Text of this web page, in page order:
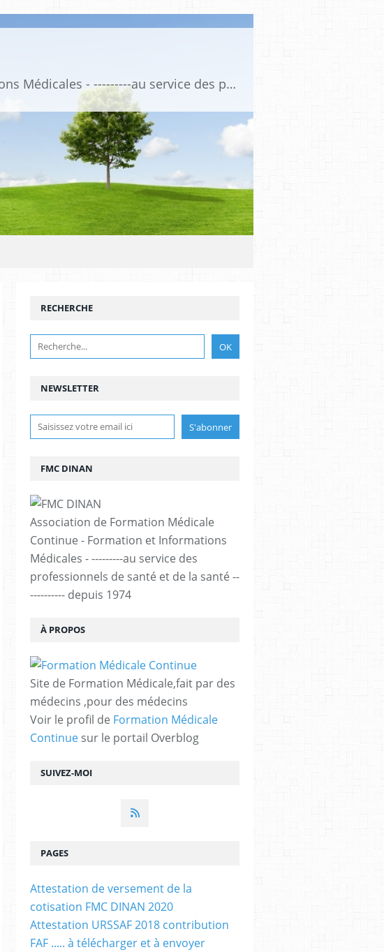
Association de Formation Médicale Continue - Formation et Informations Médicales - ---------au service des professionnels de santé et de la santé ------------ depuis 1974
NEWSLETTER
SUIVEZ-MOI
RECHERCHE
FMC DINAN
Association de Formation Médicale
Continue - Formation et Informations
Médicales - ---------au service des
professionnels de santé et de la santé --
---------- depuis 1974
À PROPOS
Site de Formation Médicale,fait par des
médecins ,pour des médecins
Voir le profil de Formation Médicale
Continue sur le portail Overblog
PAGES
Attestation de versement de la
cotisation FMC DINAN 2020
Attestation URSSAF 2018 contribution
FAF ..... à télécharger et à envoyer